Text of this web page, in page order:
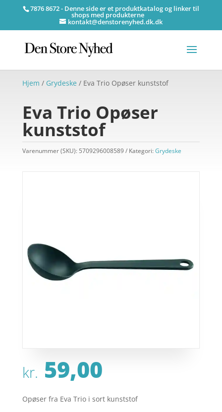
7876 8672 - Denne side er et produktkatalog og linker til
shops med produkterne
kontakt@denstorenyhed.dk.dk
Hjem / Grydeske / Eva Trio Opøser kunststof
Eva Trio Opøser
kunststof
Varenummer (SKU): 5709296008589 Kategori:Grydeske
kr. 59,00
Opøser fra Eva Trio i sort kunststof